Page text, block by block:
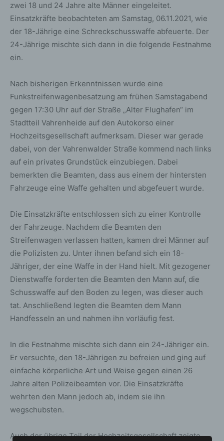
zwei 18 und 24 Jahre alte Männer eingeleitet.
Einsatzkräfte beobachteten am Samstag, 06.11.2021, wie
der 18-Jährige eine Schreckschusswaffe abfeuerte. Der
24-Jährige mischte sich dann in die folgende Festnahme
ein.
Nach bisherigen Erkenntnissen wurde eine
Funkstreifenwagenbesatzung am frühen Samstagabend
gegen 17:30 Uhr auf der Straße „Alter Flughafen“ im
Stadtteil Vahrenheide auf den Autokorso einer
Hochzeitsgesellschaft aufmerksam. Dieser war gerade
dabei, von der Vahrenwalder Straße kommend nach links
auf ein privates Grundstück einzubiegen. Dabei
bemerkten die Beamten, dass aus einem der hintersten
Fahrzeuge eine Waffe gehalten und abgefeuert wurde.
Die Einsatzkräfte entschlossen sich zu einer Kontrolle
der Fahrzeuge. Nachdem die Beamten den
Streifenwagen verlassen hatten, kamen drei Männer auf
die Polizisten zu. Unter ihnen befand sich ein 18-
Jähriger, der eine Waffe in der Hand hielt. Mit gezogener
Dienstwaffe forderten die Beamten den Mann auf, die
Schusswaffe auf den Boden zu legen, was dieser auch
tat. Anschließend legten die Beamten dem Mann
Handfesseln an und nahmen ihn vorläufig fest.
In die Festnahme mischte sich dann ein 24-Jähriger ein.
Er versuchte, den 18-Jährigen zu befreien und ging auf
einfache körperliche Art und Weise gegen einen 26
Jahre alten Polizeibeamten vor. Die Einsatzkräfte
wehrten den Mann jedoch ab, indem sie ihn
wegschubsten.
Auch der übrige Teil der Hochzeitsgesellschaft zeigte